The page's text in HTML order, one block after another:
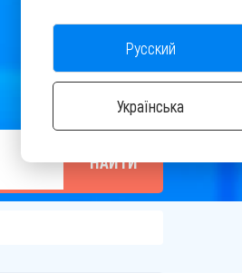
Русский
Українська
НАЙТИ